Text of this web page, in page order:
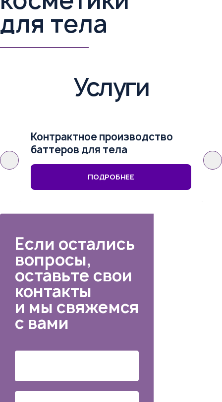
для тела
Услуги
Контрактное производство
баттеров для тела
ПОДРОБНЕЕ
Если остались
вопросы,
оставьте свои
контакты
и мы свяжемся
с вами